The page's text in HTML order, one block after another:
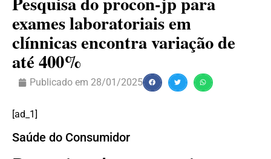
exames laboratoriais em
clínnicas encontra variação de
até 400%
Publicado em 28/01/2025
[ad_1]
Saúde do Consumidor